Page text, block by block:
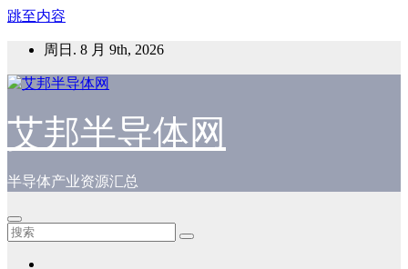
跳至内容
周日. 8 月 9th, 2026
艾邦半导体网
半导体产业资源汇总